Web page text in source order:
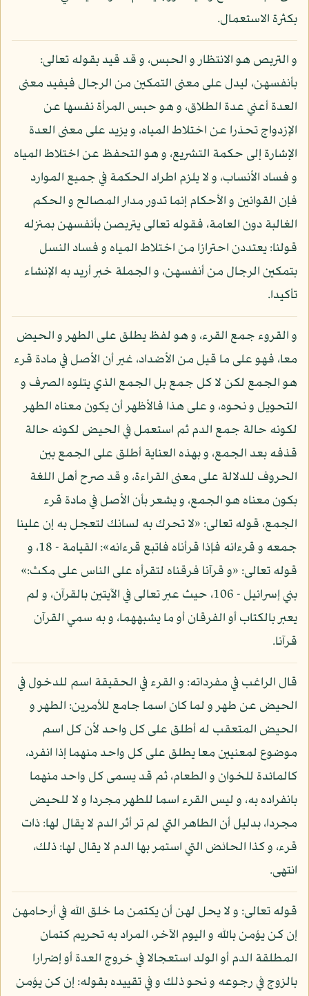
بكثرة الاستعمال.
و التربص هو الانتظار و الحبس، و قد قيد بقوله تعالى:
بأنفسهن، ليدل على معنى التمكين من الرجال فيفيد معنى
العدة أعني عدة الطلاق، و هو حبس المرأة نفسها عن
الإزدواج تحذرا عن اختلاط المياه، و يزيد على معنى العدة
الإشارة إلى حكمة التشريع، و هو التحفظ عن اختلاط المياه
و فساد الأنساب، و لا يلزم اطراد الحكمة في جميع الموارد
فإن القوانين و الأحكام إنما تدور مدار المصالح و الحكم
الغالبة دون العامة، فقوله تعالى يتربصن بأنفسهن بمنزله
قولنا: يعتددن احترازا من اختلاط المياه و فساد النسل
بتمكين الرجال من أنفسهن، و الجملة خبر أريد به الإنشاء
تأكيدا.
و القروء جمع القرء، و هو لفظ يطلق على الطهر و الحيض
معا، فهو على ما قيل من الأضداد، غير أن الأصل في مادة قرء
هو الجمع لكن لا كل جمع بل الجمع الذي يتلوه الصرف و
التحويل و نحوه، و على هذا فالأظهر أن يكون معناه الطهر
لكونه حالة جمع الدم ثم استعمل في الحيض لكونه حالة
قذفه بعد الجمع، و بهذه العناية أطلق على الجمع بين
الحروف للدلالة على معنى القراءة، و قد صرح أهل اللغة
بكون معناه هو الجمع، و يشعر بأن الأصل في مادة قرء
الجمع، قوله تعالى: «لا تحرك به لسانك لتعجل به إن علينا
جمعه و قرءانه فإذا قرأناه فاتبع قرءانه»: القيامة - 18، و
قوله تعالى: «و قرآنا فرقناه لتقرأه على الناس على مكث:»
بني إسرائيل - 106، حيث عبر تعالى في الآيتين بالقرآن، و لم
يعبر بالكتاب أو الفرقان أو ما يشبههما، و به سمي القرآن
قرآنا.
قال الراغب في مفرداته: و القرء في الحقيقة اسم للدخول في
الحيض عن طهر و لما كان اسما جامع للأمرين: الطهر و
الحيض المتعقب له أطلق على كل واحد لأن كل اسم
موضوع لمعنيين معا يطلق على كل واحد منهما إذا انفرد،
كالمائدة للخوان و الطعام، ثم قد يسمى كل واحد منهما
بانفراده به، و ليس القرء اسما للطهر مجردا و لا للحيض
مجردا، بدليل أن الطاهر التي لم تر أثر الدم لا يقال لها: ذات
قرء، و كذا الحائض التي استمر بها الدم لا يقال لها: ذلك،
انتهى.
قوله تعالى: و لا يحل لهن أن يكتمن ما خلق الله في أرحامهن
إن كن يؤمن بالله و اليوم الآخر، المراد به تحريم كتمان
المطلقة الدم أو الولد استعجالا في خروج العدة أو إضرارا
بالزوج في رجوعه و نحو ذلك و في تقييده بقوله: إن كن يؤمن